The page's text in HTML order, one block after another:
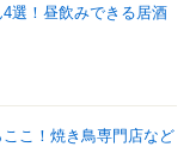
4選！昼飲みできる居酒
こ！焼き鳥専門店など